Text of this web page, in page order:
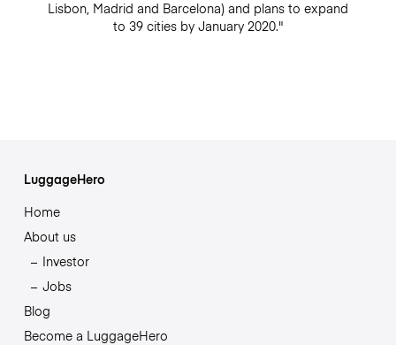
Lisbon, Madrid and Barcelona) and plans to expand
to 39 cities by January 2020."
LuggageHero
Home
About us
Investor
Jobs
Blog
Become a LuggageHero